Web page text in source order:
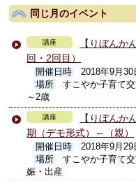
同じ月のイベント
講座
【りぼんか
回・2回目）
開催日時
2018年9月
場所
すこやか子育て
～2歳
講座
【りぼんか
期（デモ形式）～（親）
開催日時
2018年9月
場所
すこやか子育て
娠・出産